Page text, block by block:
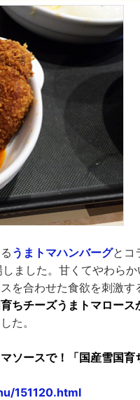
うまトマハンバーグとコ
ました。甘くてやわら
を合わせた食欲を刺激す
ちチーズうまトマロース
た。
ソースで！「国産雪国
151120.html